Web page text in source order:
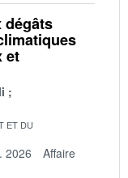
dégâts
et
ET DU
2026
Affaire